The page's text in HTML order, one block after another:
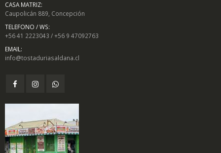
CASA MATRIZ:
Caupolicán 889, Concepción
TELEFONO / WS:
+56 41 2223043 / +56 9 47092763
EMAIL:
info@tostaduriasaldana.cl